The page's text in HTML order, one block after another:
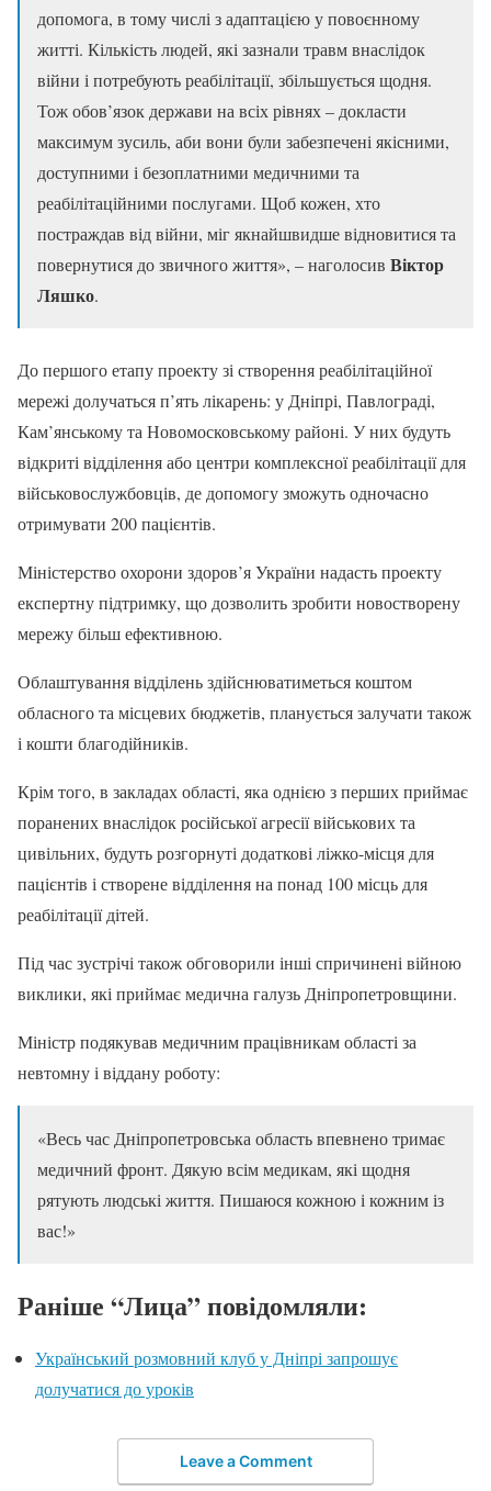
допомога, в тому числі з адаптацією у повоєнному
житті. Кількість людей, які зазнали травм внаслідок
війни і потребують реабілітації, збільшується щодня.
Тож обов’язок держави на всіх рівнях – докласти
максимум зусиль, аби вони були забезпечені якісними,
доступними і безоплатними медичними та
реабілітаційними послугами. Щоб кожен, хто
постраждав від війни, міг якнайшвидше відновитися та
повернутися до звичного життя», – наголосив Віктор
Ляшко.
До першого етапу проекту зі створення реабілітаційної
мережі долучаться п’ять лікарень: у Дніпрі, Павлограді,
Кам’янському та Новомосковському районі. У них будуть
відкриті відділення або центри комплексної реабілітації для
військовослужбовців, де допомогу зможуть одночасно
отримувати 200 пацієнтів.
Міністерство охорони здоров’я України надасть проекту
експертну підтримку, що дозволить зробити новостворену
мережу більш ефективною.
Облаштування відділень здійснюватиметься коштом
обласного та місцевих бюджетів, планується залучати також
і кошти благодійників.
Крім того, в закладах області, яка однією з перших приймає
поранених внаслідок російської агресії військових та
цивільних, будуть розгорнуті додаткові ліжко-місця для
пацієнтів і створене відділення на понад 100 місць для
реабілітації дітей.
Під час зустрічі також обговорили інші спричинені війною
виклики, які приймає медична галузь Дніпропетровщини.
Міністр подякував медичним працівникам області за
невтомну і віддану роботу:
«Весь час Дніпропетровська область впевнено тримає
медичний фронт. Дякую всім медикам, які щодня
рятують людські життя. Пишаюся кожною і кожним із
вас!»
Раніше “Лица” повідомляли:
Український розмовний клуб у Дніпрі запрошує
долучатися до уроків
Leave a Comment